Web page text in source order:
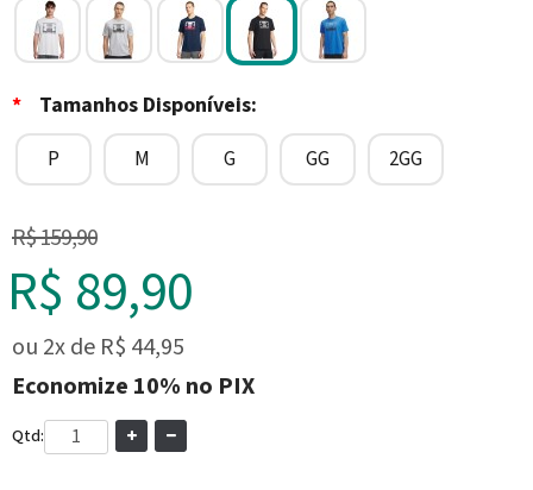
* Tamanhos Disponíveis:
P M G GG 2GG
R$ 159,90
R$ 89,90
ou 2xde R$ 44,95
Economize 10% no PIX
Qtd: